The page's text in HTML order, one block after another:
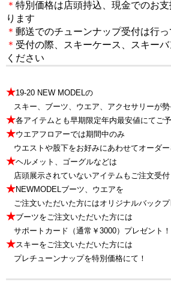
＊ 特別価格は店頭持込、現金でのお
ります
＊ 郵送でのチューンナップ受付は行
＊ 受付の際、スキーケース、スキー
ください
★19-20 NEW MODELの
スキー、ブーツ、ウエア、アクセサリーが
★各アイテムとも早期限定年内最安値にてご
★ウエアフロアーでは期間中のみ
ウエストや股下をお好みにあわせてオーダ
★ヘルメット、ゴーグルなどは
店頭展示されていないアイテムもご注文受付
★NEWMODELブーツ、ウエアを
ご注文いただいた方にはオリジナルバックプ
★ブーツをご注文いただいた方には
サポートカード（通常￥3000）プレゼント！
★スキーをご注文いただいた方には
プレチューンナップを特別価格にて！